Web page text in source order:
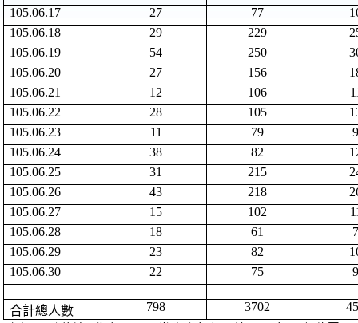
105.06.17
27 77
105.06.18
29 229
105.06.19
54 250
105.06.20
27 156
105.06.21
12 106
105.06.22
28 105
105.06.23
11 79
105.06.24
38 82
105.06.25
31 215
105.06.26
43 218
105.06.27
15 102
105.06.28
18 61
105.06.29
23 82
105.06.30
22 75
合計總人數 798 3702